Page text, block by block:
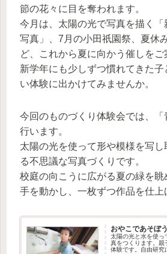
節の花々に目を奪われます。
今月は、太陽の光で写真を描く
写真」、7月の小田祇園祭、夏休
ど、これから夏に向かう催しをご
新学年にも少しずつ慣れてきた子
い体験に出かけてみませんか。
今回のものづくり体験会では、「
行います。
太陽の光を使って形や模様を写
る不思議な写真づくりです。
校庭の向こうに広がる夏の緑を
手を動かし、一枚ずつ作品を仕上
おやこであそぼ
太陽の光と水を使っ
真をつくります。親
体験です。自由研究